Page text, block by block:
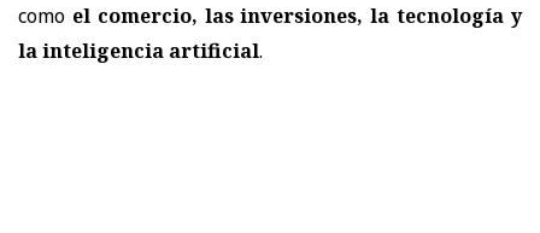
como el comercio, las inversiones, la tecnología y
la inteligencia artificial.